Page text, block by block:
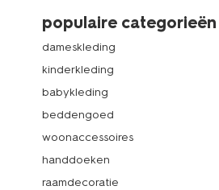
populaire categorieën
dameskleding
kinderkleding
babykleding
beddengoed
woonaccessoires
handdoeken
raamdecoratie